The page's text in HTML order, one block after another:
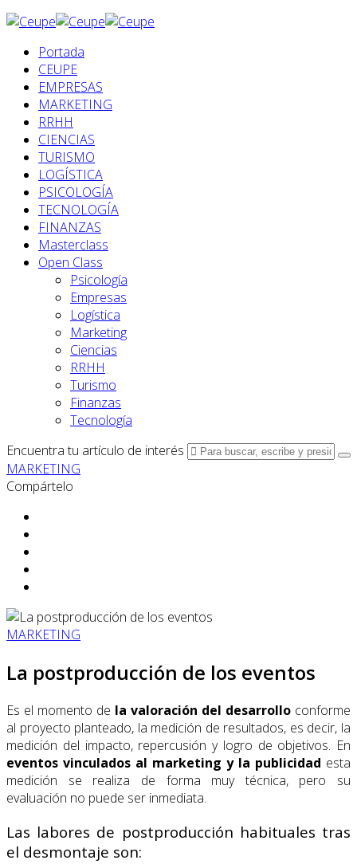
Portada
CEUPE
EMPRESAS
MARKETING
RRHH
CIENCIAS
TURISMO
LOGÍSTICA
PSICOLOGÍA
TECNOLOGÍA
FINANZAS
Masterclass
Open Class
Psicología
Empresas
Logística
Marketing
Ciencias
RRHH
Turismo
Finanzas
Tecnología
Encuentra tu artículo de interés
MARKETING
Compártelo
MARKETING
La postproducción de los eventos
Es el momento de la valoración del desarrollo conforme
al proyecto planteado, la medición de resultados, es decir, la
medición del impacto, repercusión y logro de objetivos. En
eventos vinculados al marketing y la publicidad esta
medición se realiza de forma muy técnica, pero su
evaluación no puede ser inmediata.
Las labores de postproducción habituales tras
el desmontaje son: